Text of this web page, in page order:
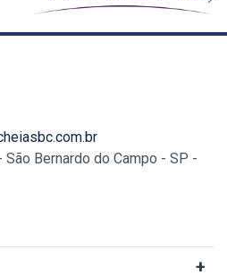
Bernardo do Campo - SP -